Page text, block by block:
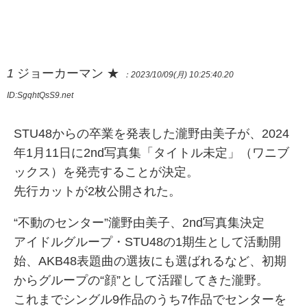
1 ジョーカーマン ★ ：2023/10/09(月) 10:25:40.20
ID:SgqhtQsS9.net
STU48からの卒業を発表した瀧野由美子が、2024
年1月11日に2nd写真集「タイトル未定」（ワニブ
ックス）を発売することが決定。
先行カットが2枚公開された。
“不動のセンター”瀧野由美子、2nd写真集決定
アイドルグループ・STU48の1期生として活動開
始、AKB48表題曲の選抜にも選ばれるなど、初期
からグループの“顔”として活躍してきた瀧野。
これまでシングル9作品のうち7作品でセンターを